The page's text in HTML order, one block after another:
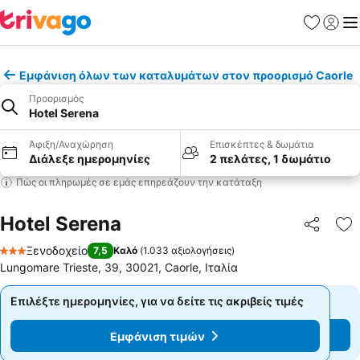
Εμφάνιση όλων των καταλυμάτων στον προορισμό Caorle
Προορισμός
Hotel Serena
Άφιξη/Αναχώρηση
Διάλεξε ημερομηνίες
Επισκέπτες & δωμάτια
2 πελάτες, 1 δωμάτιο
Πώς οι πληρωμές σε εμάς επηρεάζουν την κατάταξη
Hotel Serena
3 Αστέρια
Ξενοδοχείο 7,5 Καλό (1.033 αξιολογήσεις)
Lungomare Trieste, 39, 30021, Caorle, Ιταλία
Επιλέξτε ημερομηνίες, για να δείτε τις ακριβείς τιμές
Εμφάνιση τιμών
Επιλέξτε ημερομηνίες, για να δείτε τις ακριβείς τιμές
Εμφάνιση τιμών